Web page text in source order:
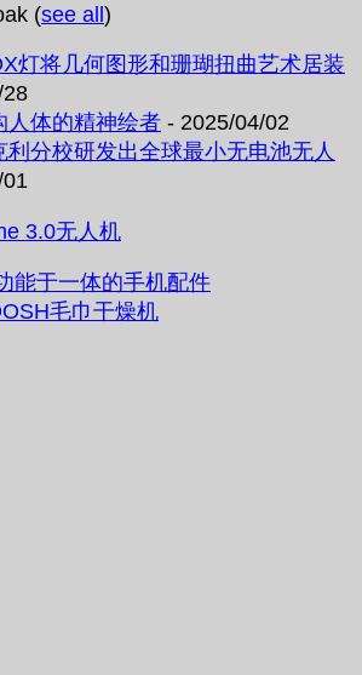
(see all)
灯将几何图形和珊瑚扭曲艺术居装
人体的精神绘者 - 2025/04/02
利分校研发出全球最小无电池无人
3.0无人机
能于一体的手机配件
毛巾干燥机